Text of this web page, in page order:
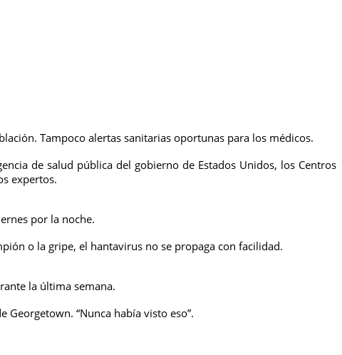
Tampoco alertas sanitarias oportunas para los médicos.
de salud pública del gobierno de Estados Unidos, los Centros
expertos.
por la noche.
o la gripe, el hantavirus no se propaga con facilidad.
la última semana.
“Nunca había visto eso”.